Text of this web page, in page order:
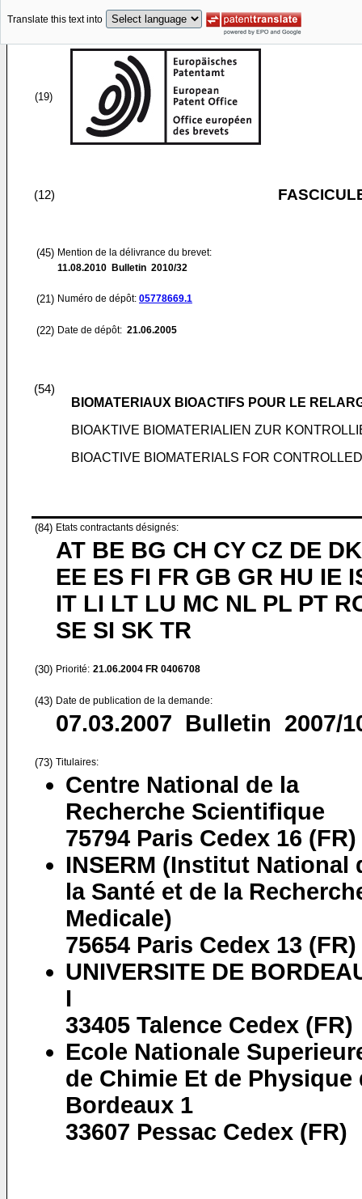
Translate this text into
(19)
(12)
(45) Mention de la délivrance du brevet:
11.08.2010 Bulletin 2010/32
(21) Numéro de dépôt: 05778669.1
(22) Date de dépôt: 21.06.2005
(54)
BIOMATERIAUX BIOACTIFS POUR LE
BIOAKTIVE BIOMATERIALIEN ZUR
BIOACTIVE BIOMATERIALS FOR
(84) Etats contractants désignés:
AT BE BG CH CY CZ DE DK
EE ES FI FR GB GR HU IE
IT LI LT LU MC NL PL PT
SE SI SK TR
(30) Priorité: 21.06.2004 FR 0406708
(43) Date de publication de la demande:
07.03.2007 Bulletin 2007/
(73) Titulaires:
Centre National de la
Recherche Scientifique
75794 Paris Cedex 16 (FR)
INSERM (Institut National
la Santé et de la
Medicale)
75654 Paris Cedex 13 (FR)
UNIVERSITE DE
I
33405 Talence Cedex (FR)
Ecole Nationale
de Chimie Et de Physique
Bordeaux 1
33607 Pessac Cedex (FR)